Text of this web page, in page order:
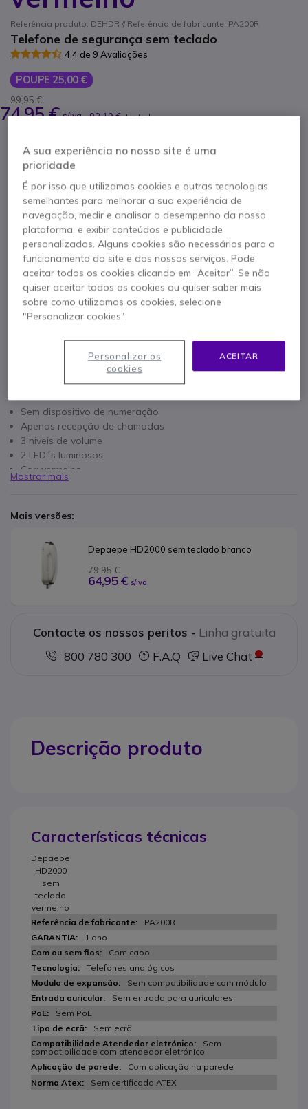
Referência produto: DEHDR // Referência de fabricante: PA200R
Telefone de segurança sem teclado
4.4 de 9 Avaliações
POUPE 25,00 €
99,95 €
74,95 € s/iva- 92,19 € Iva Incl.
ADICIONAR AO CARRINHO
ORÇAMENTO EM 4 HORAS
8 produtos em stock Entrega:24/48 h
22 produtos em stock plataforma
Entrega:5-7 dias
1 ano de garantia do fabricante
Sem dispositivo de numeração
Apenas recepção de chamadas
3 niveis de volume
2 LED´s luminosos
Cor: vermelho
Fixação no muro possivel
Mostrar mais
Mais versões:
Depaepe HD2000 sem teclado branco
79,95 €
64,95 € s/iva
Contacte os nossos peritos - Linha gratuita
800 780 300
F.A.Q Live Chat
Descrição produto
Características técnicas
Depaepe
HD2000
sem
teclado
vermelho
PA200R
1 ano
Com cabo
Telefones analógicos
Sem compatibilidade com módulo
Sem entrada para auriculares
Sem PoE
Sem ecrã
Sem
compatibilidade com atendedor eletrónico
Com aplicação na parede
Sem certificado ATEX
A sua experiência no nosso site é uma
prioridade
É por isso que utilizamos cookies e outras tecnologias
semelhantes para melhorar a sua experiência de
navegação, medir e analisar o desempenho da nossa
plataforma, e exibir conteúdos e publicidade
personalizados. Alguns cookies são necessários para o
funcionamento do site e dos nossos serviços. Pode
aceitar todos os cookies clicando em “Aceitar”. Se não
quiser aceitar todos os cookies ou quiser saber mais
sobre como utilizamos os cookies, selecione
"Personalizar cookies".
ACEITAR
Personalizar os
cookies